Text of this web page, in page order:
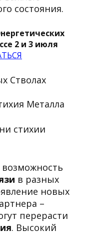
состояния.
2 и 3 июля
Стволах
Металла
стихии
в разных
новых
–
перерасти
. Высокий